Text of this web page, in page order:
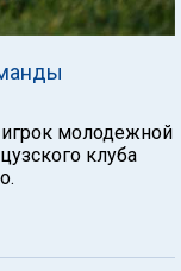
игрок молодежной
клуба